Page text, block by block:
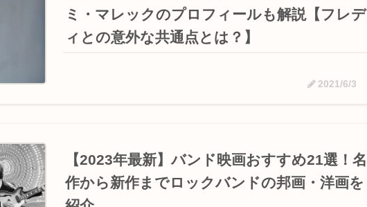
ミ・マレックのプロフィールも解説【フレデ
ィとの意外な共通点とは？】
2021/6/3
【2023年最新】バンド映画おすすめ21選！名
作から新作までロックバンドの邦画・洋画を